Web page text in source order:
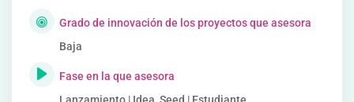
Grado de innovación de los proyectos que asesora
Baja
Fase en la que asesora